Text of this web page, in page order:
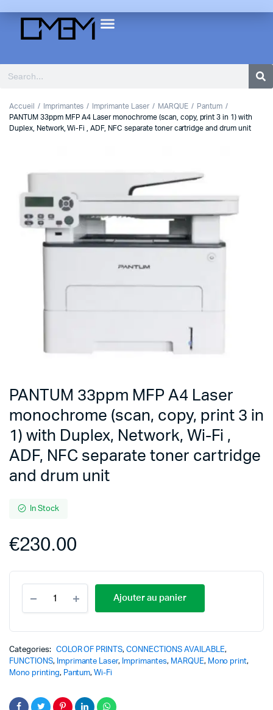
Accueil Imprimantes Imprimante Laser MARQUE
Pantum
PANTUM 33ppm MFP A4 Laser monochrome (scan, copy, print 3 in 1) with
Duplex, Network, Wi-Fi , ADF, NFC separate toner cartridge and drum unit
Previous
Next
PANTUM 33ppm MFP A4 Laser
monochrome (scan, copy, print 3 in
1) with Duplex, Network, Wi-Fi ,
ADF, NFC separate toner cartridge
and drum unit
In Stock
€230.00
Ajouter au panier
Categories: COLOR OF PRINTS,CONNECTIONS AVAILABLE,
FUNCTIONS, Imprimante Laser, Imprimantes, MARQUE, Mono print,
Mono printing, Pantum,Wi-Fi